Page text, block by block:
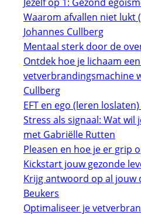
Waarom afvallen niet lukt
Johannes Cullberg
Mentaal sterk door de
Ontdek hoe je lichaam
vetverbrandingsmachine
Cullberg
EFT en ego (leren
Stress als signaal: Wat wil
met Gabriëlle Rutten
Pleasen en hoe je er grip
Kickstart jouw gezonde
Krijg antwoord op al jouw
Beukers
Optimaliseer je